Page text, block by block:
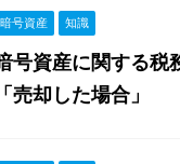
暗号資産 知識
号資産に関する税
「売却した場合」